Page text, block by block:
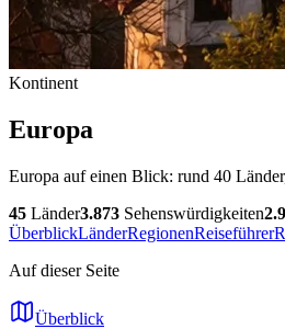
Kontinent
Europa
Europa auf einen Blick: rund 40
45 Länder3.873 Sehenswürdigkeiten
ÜberblickLänderRegionenReiseführer
Auf dieser Seite
Überblick